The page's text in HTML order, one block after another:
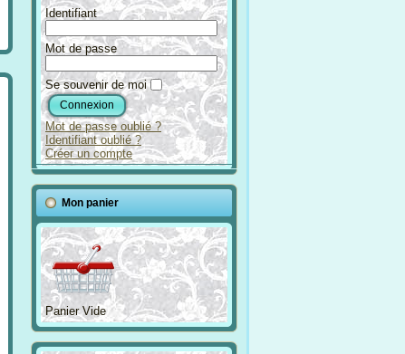
Identifiant
Mot de passe
Se souvenir de moi
Mot de passe oublié ?
Identifiant oublié ?
Créer un compte
Mon panier
Panier Vide